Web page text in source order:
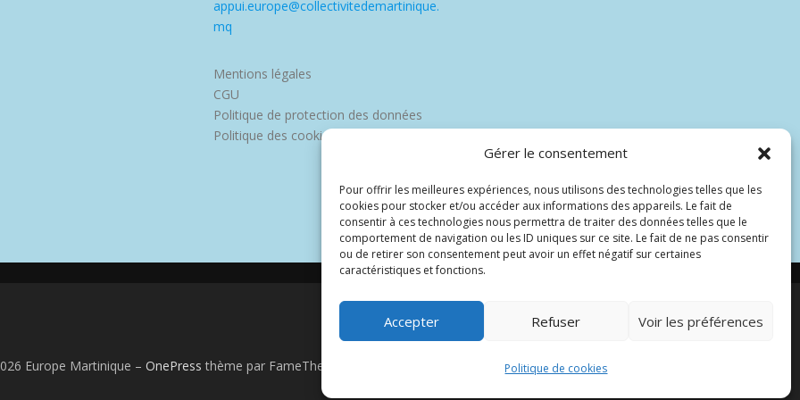
Gérer le consentement
Pour offrir les meilleures expériences, nous utilisons des technologies telles que les
cookies pour stocker et/ou accéder aux informations des appareils. Le fait de
consentir à ces technologies nous permettra de traiter des données telles que le
comportement de navigation ou les ID uniques sur ce site. Le fait de ne pas consentir
ou de retirer son consentement peut avoir un effet négatif sur certaines
caractéristiques et fonctions.
Accepter Refuser Voir les préférences
Politique de cookies
appui.europe@collectivitedemartinique.
mq
Mentions légales
CGU
Politique de protection des données
Politique des cookies
Europe Martinique – OnePress thème par FameThemes. Traduit par Wp Trads.